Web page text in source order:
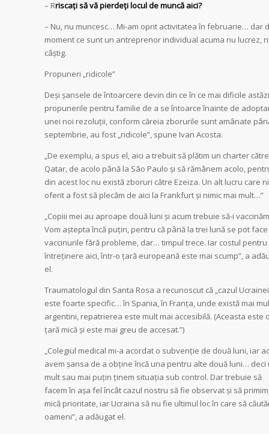
– Rriscați să vă pierdeți locul de muncă aici?
– Nu, nu muncesc… Mi-am oprit activitatea în februarie… dar
moment ce sunt un antreprenor individual acuma nu lucrez,
câștig.
Propuneri „ridicole”
Deși șansele de întoarcere devin din ce în ce mai dificile
propunerile pentru familie de a se întoarce înainte de
unei noi rezoluții, conform căreia zborurile sunt amânate
septembrie, au fost „ridicole”, spune Ivan Acosta.
„De exemplu, a spus el, aici a trebuit să plătim un charter către
Qatar, de acolo până la São Paulo și să rămânem acolo,
din acest loc nu există zboruri către Ezeiza. Un alt lucru care
oferit a fost să plecăm de aici la Frankfurt și nimic mai mult…”
„Copiii mei au aproape două luni și acum trebuie să-i
Vom aștepta încă puțin, pentru că până la trei lună se pot face
vaccinurile fără probleme, dar… timpul trece. Iar costul pentru
întreținere aici, într-o țară europeană este mai scump”, a
el.
Traumatologul din Santa Rosa a recunoscut că „cazul Ucrainei
este foarte specific… în Spania, în Franța, unde există mai
argentini, repatrierea este mult mai accesibilă. (Aceasta este
țară mică și este mai greu de accesat.”)
„Colegiul medical mi-a acordat o subvenție de două luni, iar
avem șansa de a obține încă una pentru alte două luni… deci
mult sau mai puțin ținem situația sub control. Dar trebuie să
facem în așa fel încât cazul nostru să fie observat și să
mică prioritate, iar Ucraina să nu fie ultimul loc în care să
oameni”, a adăugat el.